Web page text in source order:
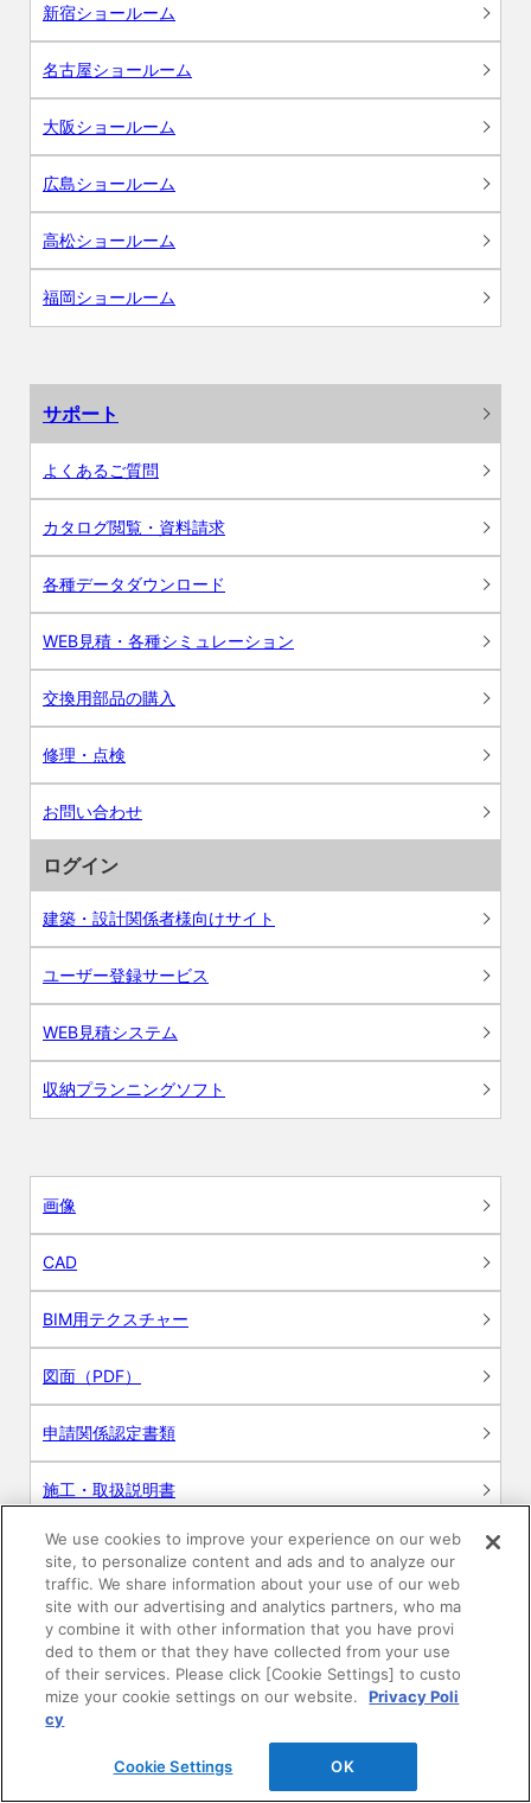
新宿ショールーム
名古屋ショールーム
大阪ショールーム
広島ショールーム
高松ショールーム
福岡ショールーム
サポート
よくあるご質問
カタログ閲覧・資料請求
各種データダウンロード
WEB見積・各種シミュレーション
交換用部品の購入
修理・点検
お問い合わせ
ログイン
建築・設計関係者様向けサイト
ユーザー登録サービス
WEB見積システム
収納プランニングソフト
画像
CAD
BIM用テクスチャー
図面（PDF）
申請関係認定書類
施工・取扱説明書
動画
シミュレーションツール
24時間換気システム〈エアスマート〉
簡易設計見積ソフト
R&Dセンター環境測定・分析サービス
商品マスター申し込み
We use cookies to improve your experience on our web
site, to personalize content and ads and to analyze our
traffic. We share information about your use of our web
site with our advertising and analytics partners, who ma
y combine it with other information that you have provi
ded to them or that they have collected from your use
of their services. Please click [Cookie Settings] to custo
mize your cookie settings on our website.
Privacy Poli
cy
Cookie Settings OK